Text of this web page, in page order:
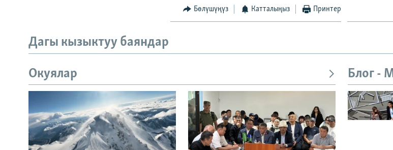
Бөлүшүңүз Катталыңыз Принтер
Дагы кызыктуу баяндар
Окуялар Блог -